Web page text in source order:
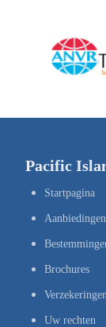
Pacific
Startpagina
Aanbiedingen
Brochures
Verzekeringen
Uw rechten